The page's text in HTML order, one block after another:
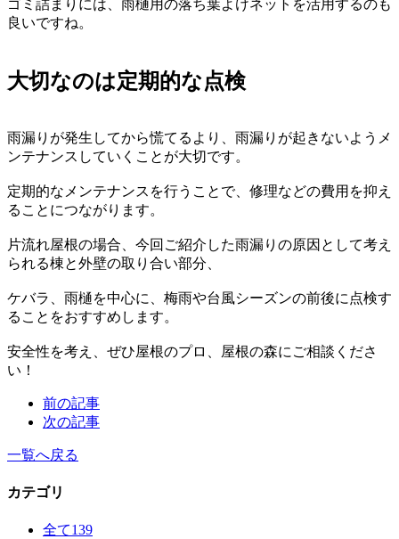
ゴミ詰まりには、雨樋用の落ち葉よけネットを活用するのも
良いですね。
大切なのは定期的な点検
雨漏りが発生してから慌てるより、雨漏りが起きないようメ
ンテナンスしていくことが大切です。
定期的なメンテナンスを行うことで、修理などの費用を抑え
ることにつながります。
片流れ屋根の場合、今回ご紹介した雨漏りの原因として考え
られる棟と外壁の取り合い部分、
ケバラ、雨樋を中心に、梅雨や台風シーズンの前後に点検す
ることをおすすめします。
安全性を考え、ぜひ屋根のプロ、屋根の森にご相談くださ
い！
前の記事
次の記事
一覧へ戻る
カテゴリ
全て139